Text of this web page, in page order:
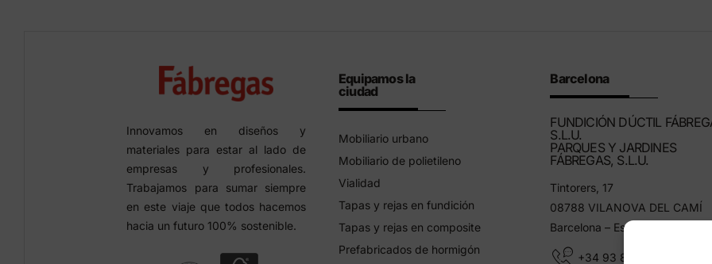
Innovamos en diseños y
materiales para estar al lado de
empresas y profesionales.
Trabajamos para sumar siempre
en este viaje que todos hacemos
hacia un futuro 100% sostenible.
Equipamos la
ciudad
Mobiliario urbano
Mobiliario de polietileno
Vialidad
Tapas y rejas en fundición
Tapas y rejas en composite
Prefabricados de hormigón
Barcelona
FUNDICIÓN DÚCTIL
S.L.U.
PARQUES Y JARDINES
FÁBREGAS, S.L.U.
Tintorers, 17
08788 VILANOVA DEL CAMÍ
Barcelona – España
+34 93 805 11 25